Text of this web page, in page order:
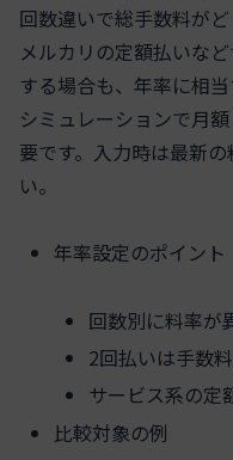
回数違いで総手数料が
メルカリの定額払いな
する場合も、年率に相
シミュレーションで月
要です。入力時は最新
い。
年率設定のポイント
回数別に料率が
2回払いは手数
サービス系の定
比較対象の例